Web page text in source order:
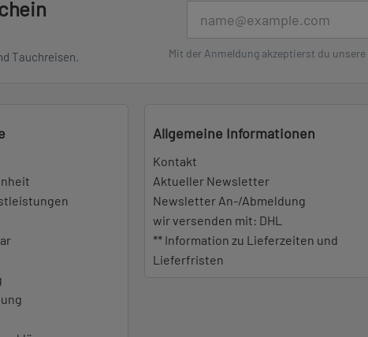
Tauchreisen. Mit der Anmeldung akzeptierst du unsere
Allgemeine Informationen
Kontakt
Aktueller Newsletter
Newsletter An-/Abmeldung
wir versenden mit: DHL
** Information zu Lieferzeiten und
Lieferfristen